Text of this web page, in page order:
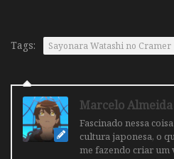
Tags: Sayonara Watashi no Cramer
Marcelo Almeida
Fascinado nessa
cultura japonesa, o
me fazendo criar um